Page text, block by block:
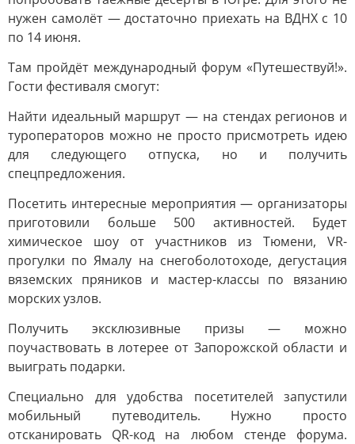
нужен самолёт — достаточно приехать на ВДНХ с 10
по 14 июня.
Там пройдёт международный форум «Путешествуй!».
Гости фестиваля смогут:
Найти идеальный маршрут — на стендах регионов и
туроператоров можно не просто присмотреть идею
для следующего отпуска, но и получить
спецпредложения.
Посетить интересные мероприятия — организаторы
приготовили больше 500 активностей. Будет
химическое шоу от участников из Тюмени, VR-
прогулки по Ямалу на снегоболотоходе, дегустация
вяземских пряников и мастер-классы по вязанию
морских узлов.
Получить эксклюзивные призы — можно
поучаствовать в лотерее от Запорожской области и
выиграть подарки.
Специально для удобства посетителей запустили
мобильный путеводитель. Нужно просто
отсканировать QR-код на любом стенде форума.